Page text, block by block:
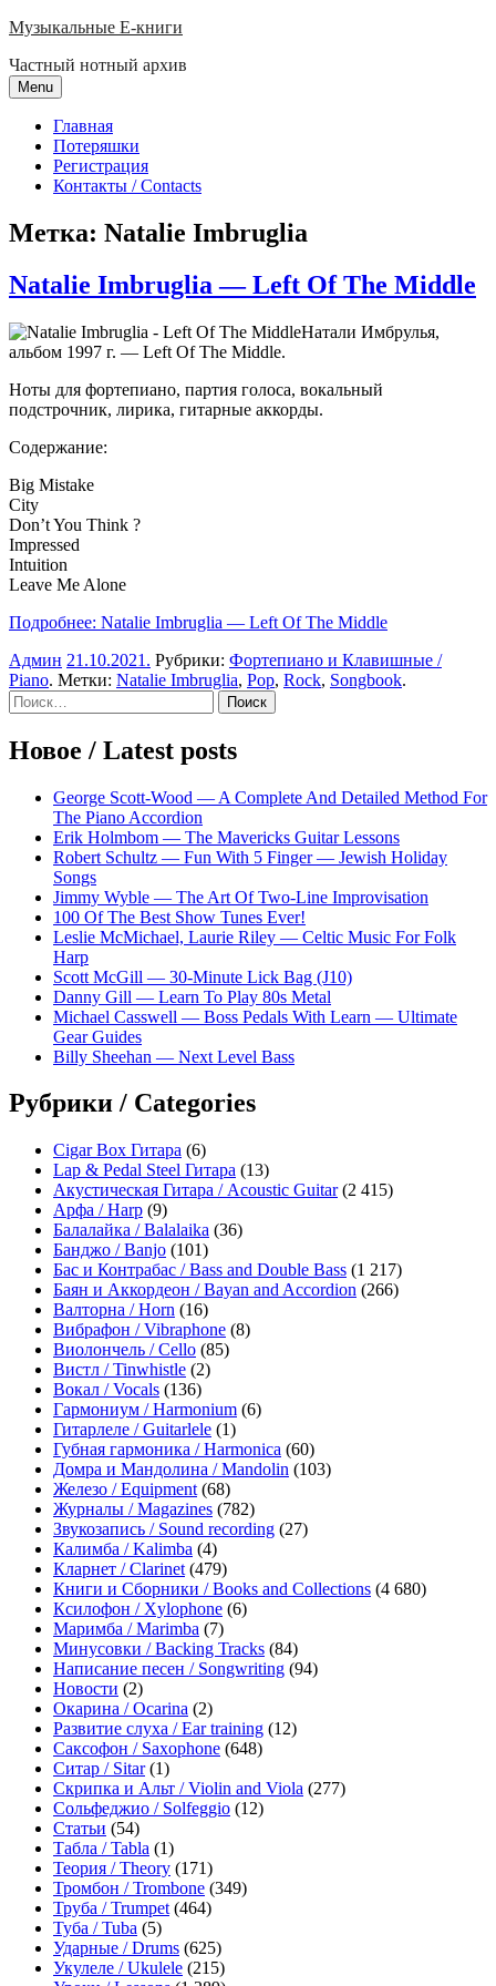
Skip
content
Музыкальные E-книги
Частный нотный архив
Menu
Главная
Потеряшки
Регистрация
Контакты / Contacts
Метка: Natalie Imbruglia
Natalie Imbruglia — Left Of The Middle
Натали Имбрулья,
альбом 1997 г. — Left Of The Middle.
Ноты для фортепиано, партия голоса, вокальный
подстрочник, лирика, гитарные аккорды.
Содержание:
Big Mistake
City
Don’t You Think ?
Impressed
Intuition
Leave Me Alone
Подробнее: Natalie Imbruglia — Left Of The Middle
Админ 21.10.2021 . Рубрики: Фортепиано и Клавишные /
Piano. Метки: Natalie Imbruglia, Pop, Rock, Songbook.
Sidebar
Найти:
Новое / Latest posts
George Scott-Wood — A Complete And Detailed Method For
The Piano Accordion
Erik Holmbom — The Mavericks Guitar Lessons
Robert Schultz — Fun With 5 Finger — Jewish Holiday
Songs
Jimmy Wyble — The Art Of Two-Line Improvisation
100 Of The Best Show Tunes Ever!
Leslie McMichael, Laurie Riley — Celtic Music For Folk
Harp
Scott McGill — 30-Minute Lick Bag (J10)
Danny Gill — Learn To Play 80s Metal
Michael Casswell — Boss Pedals With Learn — Ultimate
Gear Guides
Billy Sheehan — Next Level Bass
Рубрики / Categories
Cigar Box Гитара (6)
Lap & Pedal Steel Гитара (13)
Акустическая Гитара / Acoustic Guitar(2 415)
Арфа / Harp (9)
Балалайка / Balalaika (36)
Банджо / Banjo (101)
Бас и Контрабас / Bass and Double Bass (1 217)
Баян и Аккордеон / Bayan and Accordion (266)
Валторна / Horn (16)
Вибрафон / Vibraphone (8)
Виолончель / Cello (85)
Вистл / Tinwhistle (2)
Вокал / Vocals (136)
Гармониум / Harmonium (6)
Гитарлеле / Guitarlele (1)
Губная гармоника / Harmonica (60)
Домра и Мандолина / Mandolin (103)
Железо / Equipment (68)
Журналы / Magazines (782)
Звукозапись / Sound recording (27)
Калимба / Kalimba (4)
Кларнет / Clarinet (479)
Книги и Сборники / Books and Collections (4 680)
Ксилофон / Xylophone (6)
Маримба / Marimba (7)
Минусовки / Backing Tracks (84)
Написание песен / Songwriting (94)
Новости (2)
Окарина / Ocarina (2)
Развитие слуха / Ear training (12)
Саксофон / Saxophone (648)
Ситар / Sitar(1)
Скрипка и Альт / Violin and Viola (277)
Сольфеджио / Solfeggio (12)
Статьи (54)
Табла / Tabla (1)
Теория / Theory (171)
Тромбон / Trombone (349)
Труба / Trumpet (464)
Туба / Tuba (5)
Ударные / Drums (625)
Укулеле / Ukulele (215)